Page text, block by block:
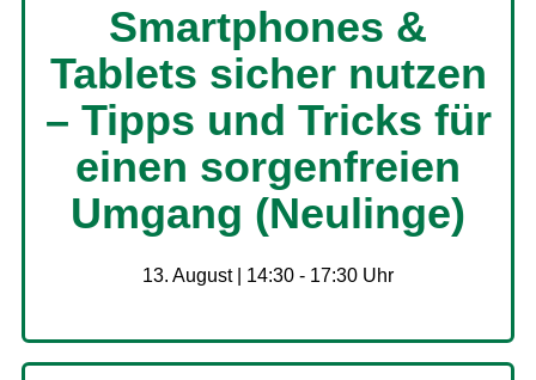
Smartphones &
Tablets sicher nutzen
– Tipps und Tricks für
einen sorgenfreien
Umgang (Neulinge)
13. August | 14:30 - 17:30